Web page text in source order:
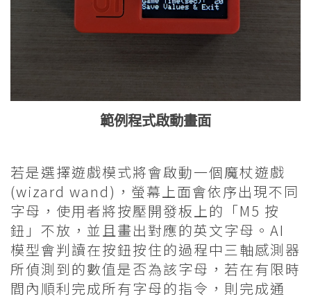
範例程式啟動畫面
若是選擇遊戲模式將會啟動一個魔杖遊戲
(wizard wand)，螢幕上面會依序出現不同
字母，使用者將按壓開發板上的「M5 按
鈕」不放，並且畫出對應的英文字母。AI
模型會判讀在按鈕按住的過程中三軸感測器
所偵測到的數值是否為該字母，若在有限時
間內順利完成所有字母的指令，則完成通